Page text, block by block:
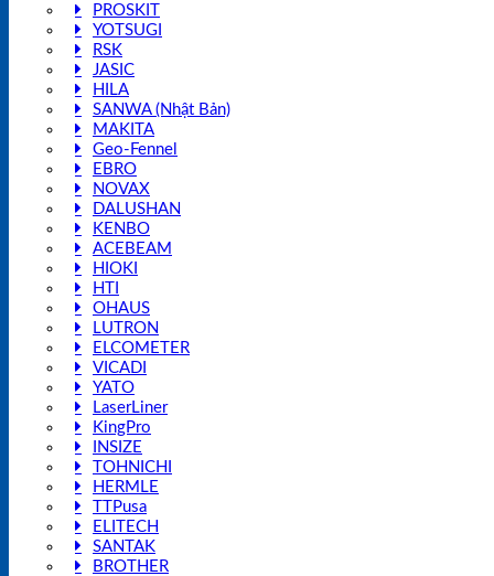
PROSKIT
YOTSUGI
RSK
JASIC
HILA
SANWA (Nhật Bản)
MAKITA
Geo-Fennel
EBRO
NOVAX
DALUSHAN
KENBO
ACEBEAM
HIOKI
HTI
OHAUS
LUTRON
ELCOMETER
VICADI
YATO
LaserLiner
KingPro
INSIZE
TOHNICHI
HERMLE
TTPusa
ELITECH
SANTAK
BROTHER